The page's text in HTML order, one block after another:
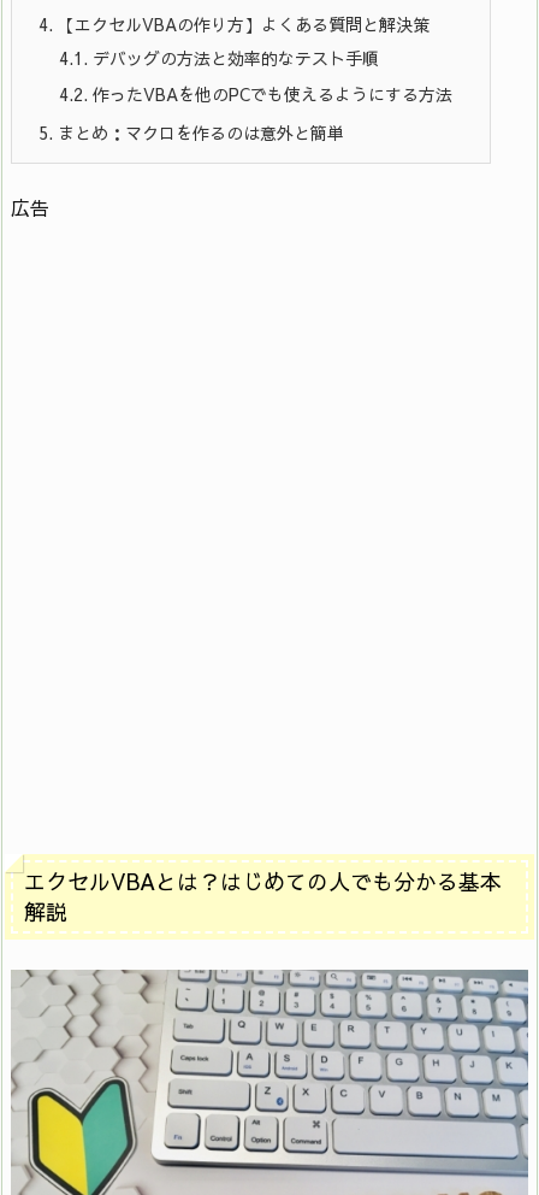
4. 【エクセルVBAの作り方】よくある質問と解決策
4.1. デバッグの方法と効率的なテスト手順
4.2. 作ったVBAを他のPCでも使えるようにする方法
5. まとめ：マクロを作るのは意外と簡単
広告
エクセルVBAとは？はじめての人でも分かる基本
解説